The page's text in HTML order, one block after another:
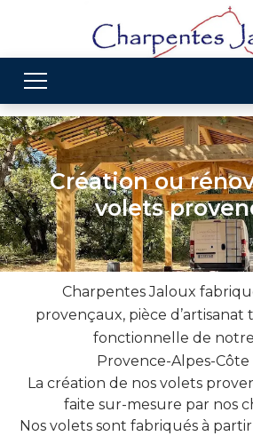
Création ou
volets
Charpentes Jaloux
provençaux, pièce
fonctionnelle de
Provence-Alpes-Côte
La création de nos volets
faite sur-mesure par nos
Nos volets sont fabriqués à